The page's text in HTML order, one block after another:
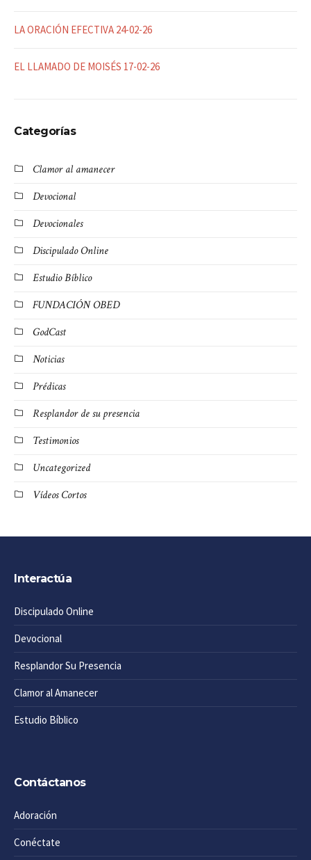
LA ORACIÓN EFECTIVA 24-02-26
EL LLAMADO DE MOISÉS 17-02-26
Categorías
Clamor al amanecer
Devocional
Devocionales
Discipulado Online
Estudio Bíblico
FUNDACIÓN OBED
GodCast
Noticias
Prédicas
Resplandor de su presencia
Testimonios
Uncategorized
Vídeos Cortos
Interactúa
Discipulado Online
Devocional
Resplandor Su Presencia
Clamor al Amanecer
Estudio Bíblico
Contáctanos
Adoración
Conéctate